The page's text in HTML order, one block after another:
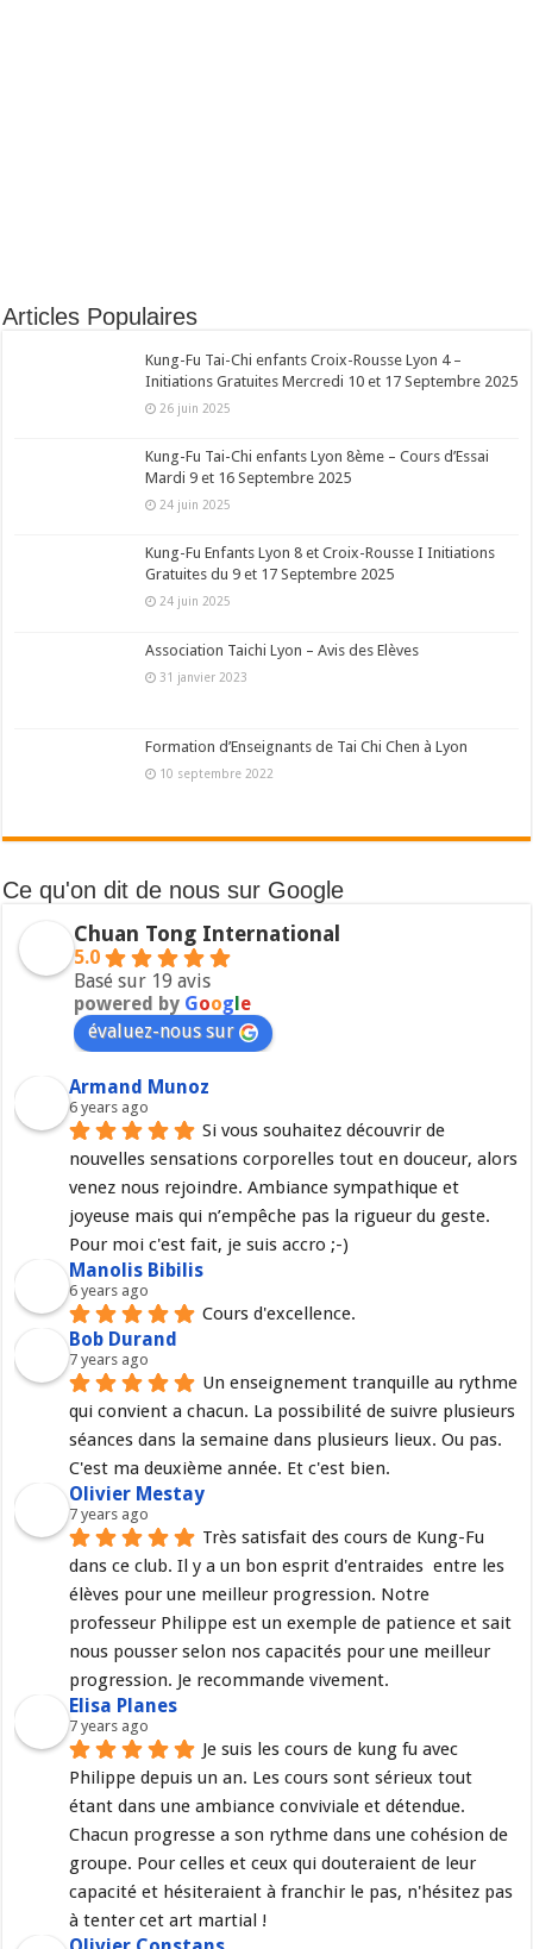
Articles Populaires
Kung-Fu Tai-Chi enfants Croix-Rousse Lyon 4 –
Initiations Gratuites Mercredi 10 et 17 Septembre 2025
26 juin 2025
Kung-Fu Tai-Chi enfants Lyon 8ème – Cours d’Essai
Mardi 9 et 16 Septembre 2025
24 juin 2025
Kung-Fu Enfants Lyon 8 et Croix-Rousse I Initiations
Gratuites du 9 et 17 Septembre 2025
24 juin 2025
Association Taichi Lyon – Avis des Elèves
31 janvier 2023
Formation d’Enseignants de Tai Chi Chen à Lyon
10 septembre 2022
Ce qu'on dit de nous sur Google
Chuan Tong International
5.0
Basé sur 19 avis
powered by Google
évaluez-nous sur
Armand Munoz
6 years ago
Si vous souhaitez découvrir de
nouvelles sensations corporelles tout en douceur, alors
venez nous rejoindre. Ambiance sympathique et
joyeuse mais qui n’empêche pas la rigueur du geste.
Pour moi c'est fait, je suis accro ;-)
Manolis Bibilis
6 years ago
Cours d'excellence.
Bob Durand
7 years ago
Un enseignement tranquille au rythme
qui convient a chacun. La possibilité de suivre plusieurs
séances dans la semaine dans plusieurs lieux. Ou pas.
C'est ma deuxième année. Et c'est bien.
Olivier Mestay
7 years ago
Très satisfait des cours de Kung-Fu
dans ce club. Il y a un bon esprit d'entraides  entre les
élèves pour une meilleur progression. Notre
professeur Philippe est un exemple de patience et sait
nous pousser selon nos capacités pour une meilleur
progression. Je recommande vivement.
Elisa Planes
7 years ago
Je suis les cours de kung fu avec
Philippe depuis un an. Les cours sont sérieux tout
étant dans une ambiance conviviale et détendue.
Chacun progresse a son rythme dans une cohésion de
groupe. Pour celles et ceux qui douteraient de leur
capacité et hésiteraient à franchir le pas, n'hésitez pas
à tenter cet art martial !